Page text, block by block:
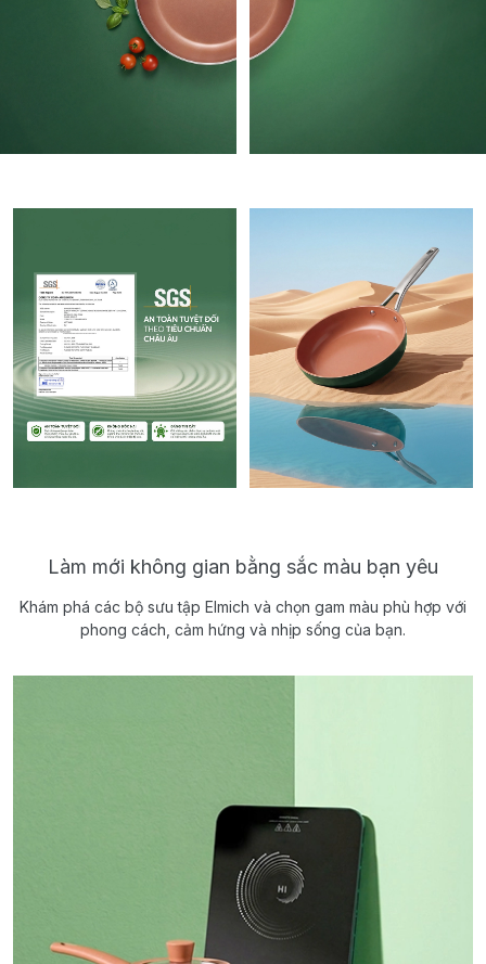
Làm mới không gian bằng sắc màu bạn yêu
Khám phá các bộ sưu tập Elmich và chọn gam màu phù hợp với
phong cách, cảm hứng và nhịp sống của bạn.